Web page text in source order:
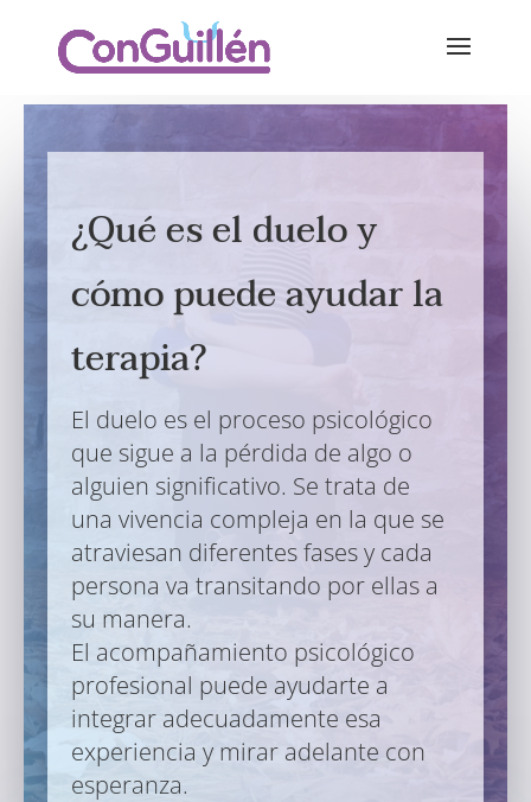
¿Qué es el duelo y
cómo puede ayudar la
terapia?
El duelo es el proceso psicológico
que sigue a la pérdida de algo o
alguien significativo. Se trata de
una vivencia compleja en la que se
atraviesan diferentes fases y cada
persona va transitando por ellas a
su manera.
El acompañamiento psicológico
profesional puede ayudarte a
integrar adecuadamente esa
experiencia y mirar adelante con
esperanza.